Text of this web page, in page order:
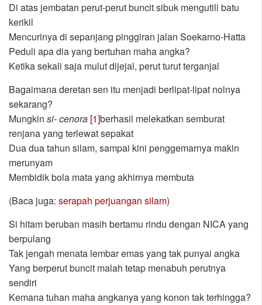
Di atas jembatan perut-perut buncit sibuk mengutili batu
kerikil
Mencurinya di sepanjang pinggiran jalan Soekarno-Hatta
Peduli apa dia yang bertuhan maha angka?
Ketika sekali saja mulut dijejal, perut turut terganjal
Bagaimana deretan sen itu menjadi berlipat-lipat nolnya
sekarang?
Mungkin si- cenora [1]berhasil melekatkan semburat
renjana yang terlewat sepakat
Dua dua tahun silam, sampai kini penggemarnya makin
merunyam
Membidik bola mata yang akhirnya membuta
(Baca juga: serapah perjuangan silam)
Si hitam beruban masih bertamu rindu dengan NICA yang
berpulang
Tak jengah menata lembar emas yang tak punyai angka
Yang berperut buncit malah tetap menabuh perutnya
sendiri
Kemana tuhan maha angkanya yang konon tak terhingga?